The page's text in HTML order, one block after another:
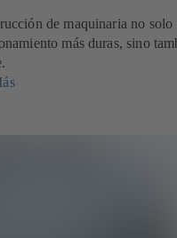
de maquinaria no solo
más duras, sino